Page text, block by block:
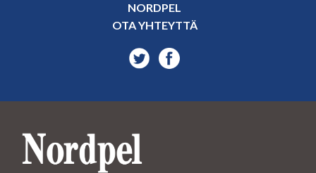
NORDPEL
OTA YHTEYTTÄ